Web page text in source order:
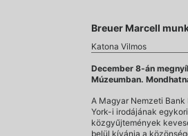
Breuer Marcell
Katona Vilmos
December 8-án
Múzeumban.
A Magyar Nemzeti
York-i irodájának
közgyűjtemények
belül kívánja a